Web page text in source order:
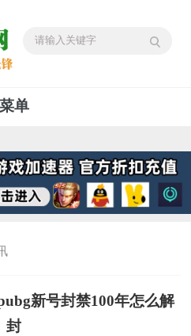
菜单
新号封禁100年怎么解
封